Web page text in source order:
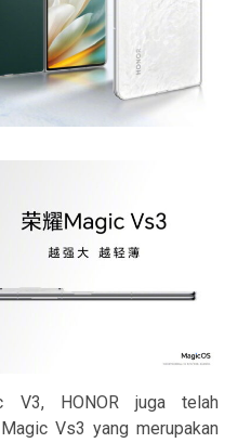
V3, HONOR juga telah
Vs3 yang merupakan